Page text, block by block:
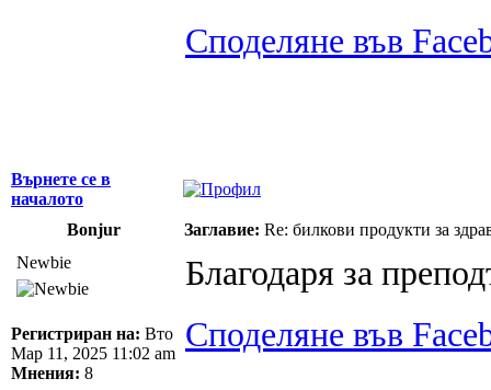
Споделяне във
Върнете се в
началото
Bonjur
Заглавие: Re: билкови продукти за
Newbie
Регистриран на: Вто
Мар 11, 2025 11:02 am
Мнения: 8
Благодаря за
Споделяне във